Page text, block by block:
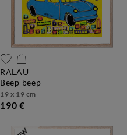
RALAU
beep beep
19 x 19 cm
190 €